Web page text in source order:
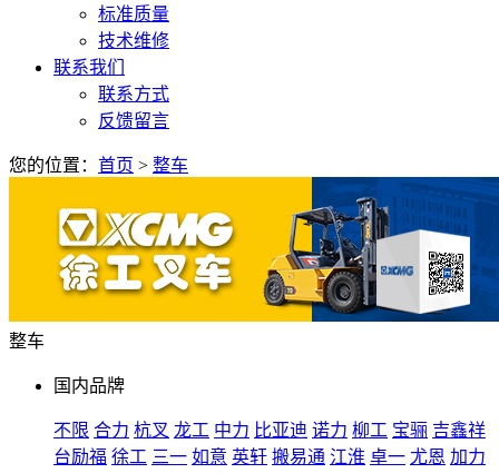
标准质量
技术维修
联系我们
联系方式
反馈留言
您的位置： 首页 > 整车
整车
国内品牌
不限 合力 杭叉 龙工 中力 比亚迪 诺力 柳工 宝骊 吉鑫祥
台励福 徐工 三一 如意 英轩 搬易通 江淮 卓一 尤恩 加力